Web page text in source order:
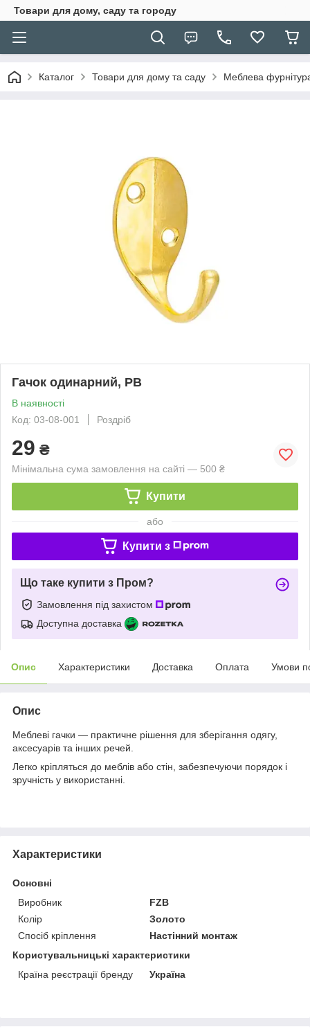
Товари для дому, саду та городу
Каталог Товари для дому та саду Меблева
Гачок одинарний, PВ
В наявності
Код: 03-08-001
Роздріб
29 ₴
Мінімальна сума замовлення на сайті — 500 ₴
Купити
або
Купити з
Що таке купити з Пром?
Замовлення під захистом
Доступна доставка
Опис Характеристики Доставка Оплата Умови
Опис
Меблеві гачки — практичне рішення для зберігання одягу,
аксесуарів та інших речей.
Легко кріпляться до меблів або стін, забезпечуючи порядок і
зручність у використанні.
Характеристики
Основні
Виробник
FZB
Колір
Золото
Спосіб кріплення
Настінний монтаж
Користувальницькі характеристики
Країна реєстрації бренду
Україна